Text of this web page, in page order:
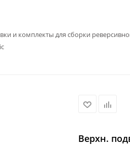
и комплекты для сборки
Верхн.